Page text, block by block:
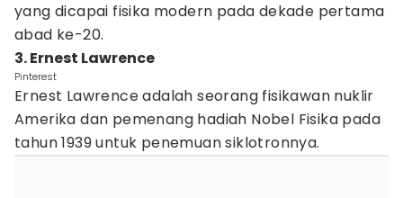
yang dicapai fisika modern pada dekade pertama
abad ke-20.
3. Ernest Lawrence
Pinterest
Ernest Lawrence adalah seorang fisikawan nuklir
Amerika dan pemenang hadiah Nobel Fisika pada
tahun 1939 untuk penemuan siklotronnya.